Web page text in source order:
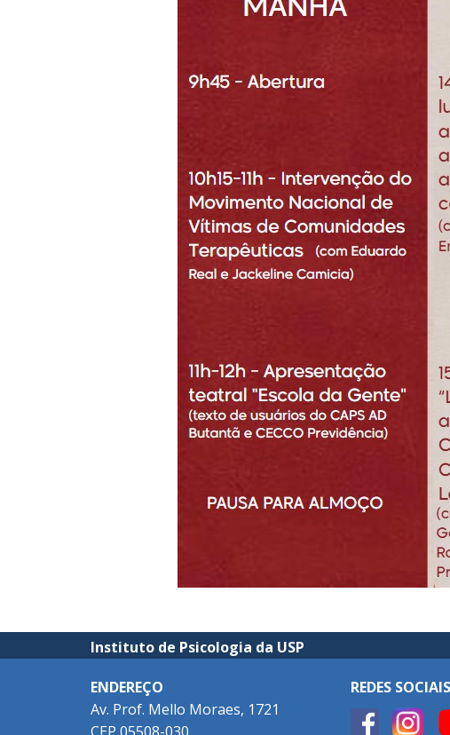
Instituto de Psicologia da USP
ENDEREÇO
Av. Prof. Mello Moraes, 1721
REDES SOCIAIS